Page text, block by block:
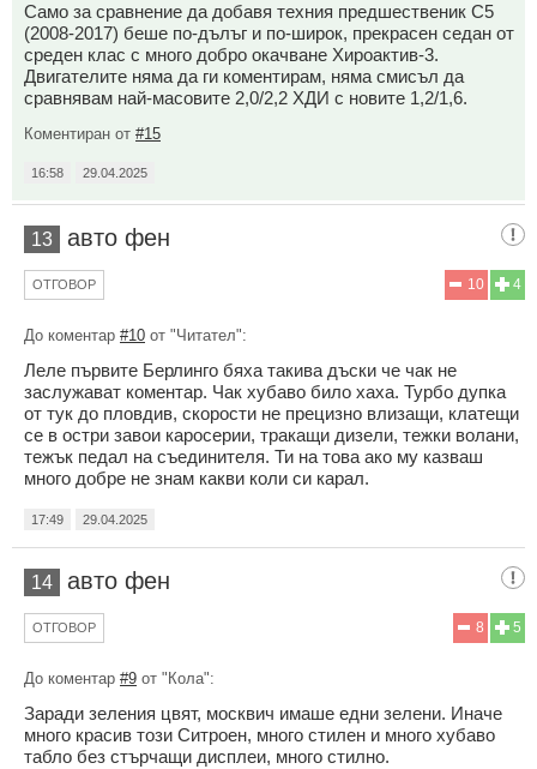
Само за сравнение да добавя техния предшественик С5
(2008-2017) беше по-дълъг и по-широк, прекрасен седан от
среден клас с много добро окачване Хироактив-3.
Двигателите няма да ги коментирам, няма смисъл да
сравнявам най-масовите 2,0/2,2 ХДИ с новите 1,2/1,6.
Коментиран от #15
16:58 29.04.2025
13 авто фен
4
10
ОТГОВОР
До коментар #10 от "Читател":
Леле първите Берлинго бяха такива дъски че чак не
заслужават коментар. Чак хубаво било хаха. Турбо дупка
от тук до пловдив, скорости не прецизно влизащи, клатещи
се в остри завои каросерии, тракащи дизели, тежки волани,
тежък педал на съединителя. Ти на това ако му казваш
много добре не знам какви коли си карал.
17:49 29.04.2025
14 авто фен
5
8
ОТГОВОР
До коментар #9 от "Кола":
Заради зеления цвят, москвич имаше едни зелени. Иначе
много красив този Ситроен, много стилен и много хубаво
табло без стърчащи дисплеи, много стилно.